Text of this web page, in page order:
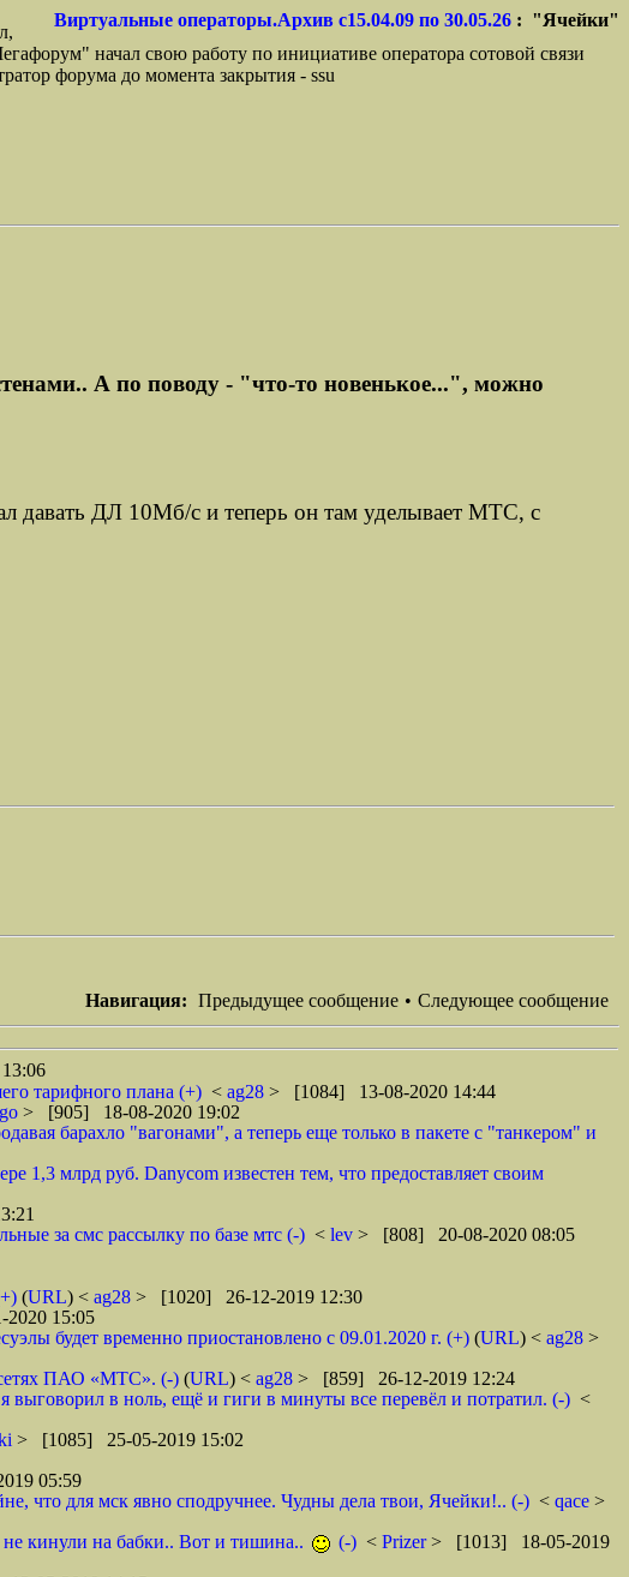
Виртуальные операторы.Архив с15.04.09 по 30.05.26 : "Ячейки"
начал свою работу по инициативе оператора сотовой связи
форума до момента закрытия - ssu
А по поводу - "что-то новенькое...", можно
давать ДЛ 10Мб/с и теперь он там уделывает МТС, с
Навигация: Предыдущее сообщение • Следующее сообщение
тарифного плана (+) < ag28 > [1084] 13-08-2020 14:44
> [905] 18-08-2020 19:02
барахло "вагонами", а теперь еще только в пакете с "танкером" и
1,3 млрд руб. Danycom известен тем, что предоставляет своим
за смс рассылку по базе мтс (-) < lev > [808] 20-08-2020 08:05
(URL) < ag28 > [1020] 26-12-2019 12:30
15:05
будет временно приостановлено с 09.01.2020 г. (+) (URL) < ag28 >
сетях ПАО «МТС». (-) (URL) < ag28 > [859] 26-12-2019 12:24
в ноль, ещё и гиги в минуты все перевёл и потратил. (-) <
> [1085] 25-05-2019 15:02
05:59
что для мск явно сподручнее. Чудны дела твои, Ячейки!.. (-) < qace >
не кинули на бабки.. Вот и тишина..
(-) < Prizer> [1013] 18-05-2019